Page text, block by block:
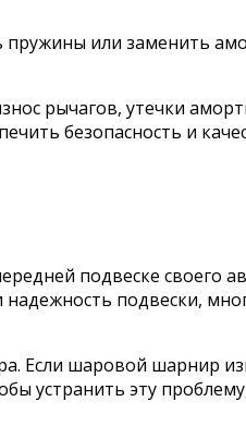
или заменить
рычагов, утечки
безопасность и
подвеске своего
подвески,
Если шаровой шарнир
устранить эту